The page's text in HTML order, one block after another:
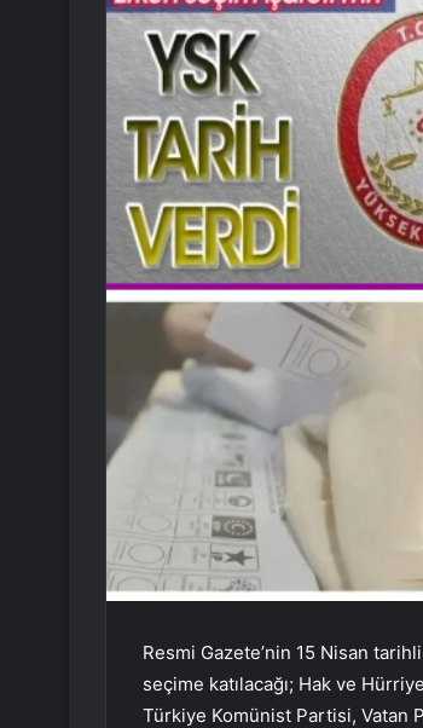
Resmi Gazete’nin 15 Nisan
seçime katılacağı; Hak ve
Türkiye Komünist Partisi, Vatan